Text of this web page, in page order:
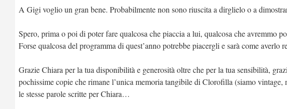
A Gigi voglio un gran bene. Probabilmente non sono riuscita a dirglielo o a
Spero, prima o poi di poter fare qualcosa che piaccia a lui, qualcosa che avremmo
Forse qualcosa del programma di quest’anno potrebbe piacergli e sarà come
Grazie Chiara per la tua disponibilità e generosità oltre che per la tua sensibilità,
pochissime copie che rimane l’unica memoria tangibile di Clorofilla (siamo
le stesse parole scritte per Chiara…